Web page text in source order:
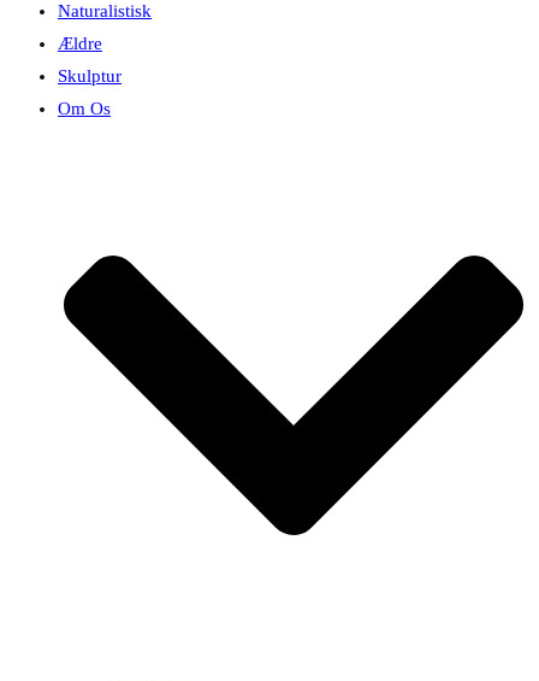
Naturalistisk
Ældre
Skulptur
Om Os